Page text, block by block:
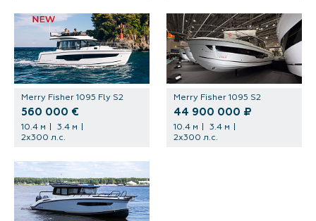
Merry Fisher 1095 Fly S2
560 000 €
10.4 м
3.4 м
2х300 л.с.
Merry Fisher 1095 S2
44 900 000 ₽
10.4 м
3.4 м
2х300 л.с.